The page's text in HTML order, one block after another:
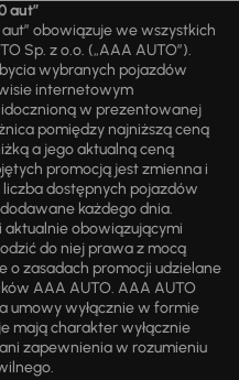
aut”
obowiązuje we wszystkich
Sp. z o.o. („AAA AUTO”).
wybranych pojazdów
internetowym
w prezentowanej
pomiędzy najniższą ceną
a jego aktualną ceną
promocją jest zmienna i
dostępnych pojazdów
każdego dnia.
aktualnie obowiązującymi
do niej prawa z mocą
o zasadach promocji udzielane
AAA AUTO. AAA AUTO
umowy wyłącznie w formie
mają charakter wyłącznie
zapewnienia w rozumieniu